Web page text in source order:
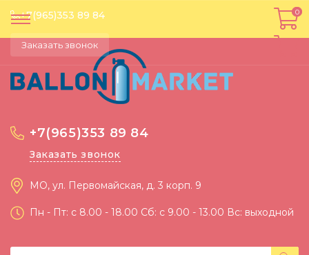
+7(965)353 89 84
Заказать звонок
МО, ул. Первомайская, д. 3 корп. 9
Пн - Пт: c 8.00 - 18.00 Сб: c 9.00 - 13.00 Вс: выходной
+7(965)353 89 84
Заказать звонок
0
0